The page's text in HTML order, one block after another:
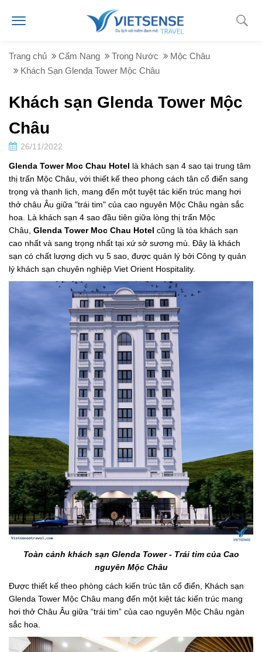
Trang chủ Cẩm Nang Trong Nước
Mộc Châu
Khách Sạn Glenda Tower Mộc Châu
Khách sạn Glenda Tower Mộc
Châu
26/11/2022
Glenda Tower Moc Chau Hotel là khách sạn 4 sao tại trung tâm
thị trấn Mộc Châu, với thiết kế theo phong cách tân cổ điển sang
trọng và thanh lịch, mang đến một tuyệt tác kiến trúc mang hơi
thở châu Âu giữa "trái tim" của cao nguyên Mộc Châu ngàn sắc
hoa. Là khách sạn 4 sao đầu tiên giữa lòng thị trấn Mộc
Châu, Glenda Tower Moc Chau Hotel cũng là tòa khách sạn
cao nhất và sang trọng nhất tại xứ sở sương mù. Đây là khách
sạn có chất lượng dịch vụ 5 sao, được quản lý bởi Công ty quản
lý khách sạn chuyên nghiệp Viet Orient Hospitality.
Toàn cảnh khách sạn Glenda Tower - Trái tim của Cao
nguyên Mộc Châu
Được thiết kế theo phòng cách kiến trúc tân cổ điển, Khách sạn
Glenda Tower Mộc Châu mang đến một kiệt tác kiến trúc mang
hơi thở Châu Âu giữa “trái tim” của cao nguyên Mộc Châu ngàn
sắc hoa.